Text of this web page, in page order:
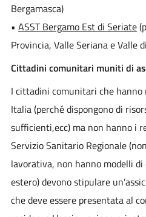
Bergamasca)
• ASST Bergamo Est di Seriate
Provincia, Valle Seriana e Valle
Cittadini comunitari muniti di
I cittadini comunitari che
Italia (perché dispongono di
sufficienti,ecc) ma non hanno i
Servizio Sanitario Regionale
lavorativa, non hanno modelli
estero) devono stipulare
che deve essere presentata al